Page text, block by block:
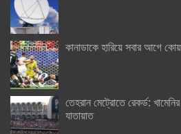
কানাডাকে হারিয়ে সবার আগে
তেহরান মেট্রোতে রেকর্ড:
যাতায়াত